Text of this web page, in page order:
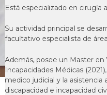
Está especializado en
Su actividad principal se
facultativo especialista de
Además, posee un Master en
Incapacidades Médicas
medico judicial y la asistencia
discapacidad e incapacidad